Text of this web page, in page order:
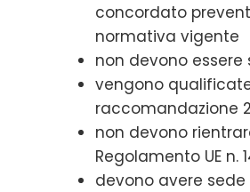
concordato
normativa vigente
non devono
vengono
raccomandazione
non devono
Regolamento UE n.
devono avere